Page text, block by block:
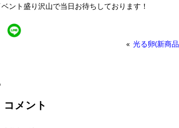
ント盛り沢山で当日お待ちしております！
« 光る卵(新商
コメント